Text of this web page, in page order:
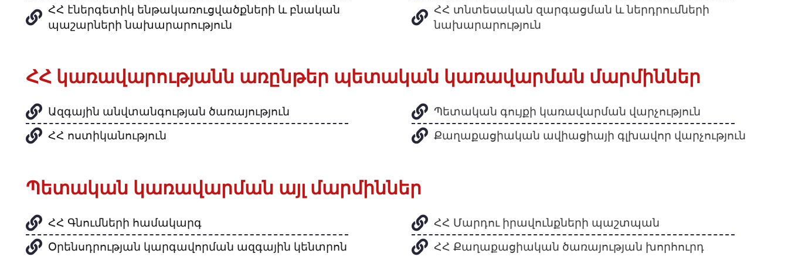
ՀՀ էներգետիկ ենթակառուցվածքների և բնական
պաշարների նախարարություն
ՀՀ տնտեսական զարգացման և ներդրումների
նախարարություն
ՀՀ կառավարությանն առընթեր պետական կառավարման մարմիններ
Ազգային անվտանգության ծառայություն
ՀՀ ոստիկանություն
Պետական գույքի կառավարման վարչություն
Քաղաքացիական ավիացիայի գլխավոր վարչություն
Պետական կառավարման այլ մարմիններ
ՀՀ Գնումների համակարգ
Օրենսդրության կարգավորման ազգային կենտրոն
ՀՀ Մարդու իրավունքների պաշտպան
ՀՀ Քաղաքացիական ծառայության խորհուրդ